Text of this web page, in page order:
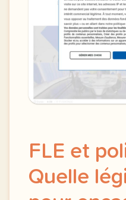
FLE et
Quelle